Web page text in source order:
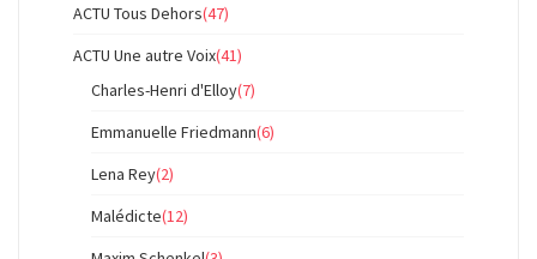
ACTU Tous Dehors(47)
ACTU Une autre Voix(41)
Charles-Henri d'Elloy(7)
Emmanuelle Friedmann(6)
Lena Rey(2)
Malédicte(12)